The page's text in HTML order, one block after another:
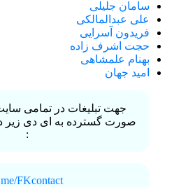
سامان جلیلی
علی عبدالمالکی
فریدون آسرایی
حجت اشرف زاده
بهنام علمشاهی
امید جهان
جهت تبلیغات در تمامی
صورت گسترده به ای دی زیر در
:
FKcontact